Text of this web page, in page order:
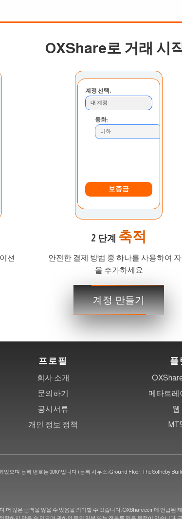
OXShare로 거래 시
션
계정 선택:
내 계정
통화:
미화
보증금
2 단계 축적
안전한 결제 방법 중 하나를 사용하여
을 추가하세요
계정 만들기
프로필
회사 소개
문의하기
공시서류
개인 정보 정책
플
메타트레
웹
으며 등록 번호는 00101입니다 (등록 사무소: Ground Floor, The Sotheby
더 많은 금액을 잃을 수 있음을 의미할 수 있습니다. OXShare.com에 언급
합하지 않을 수 있으며 귀하의 돈의 일부 또는 전부를 잃을 위험이 있습니